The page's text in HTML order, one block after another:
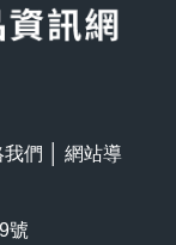
們
網站導
號